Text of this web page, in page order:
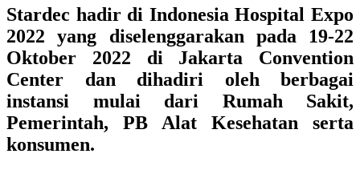
Stardec hadir di Indonesia Hospital Expo
2022 yang diselenggarakan pada 19-22
Oktober 2022 di Jakarta Convention
Center dan dihadiri oleh berbagai
instansi mulai dari Rumah Sakit,
Pemerintah, PB Alat Kesehatan serta
konsumen.